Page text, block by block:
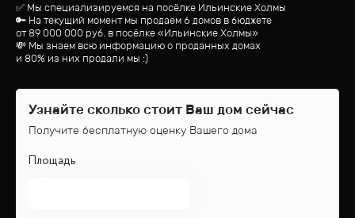
✅ Мы специализируемся на посёлке Ильинские Холмы
🔑 На текущий момент мы продаем 6 домов в бюджете
от89 000 000 руб. в посёлке «Ильинские Холмы»
💸 Мы знаем всю информацию о проданных домах
и 80% из них продали мы :)
Узнайте сколько стоит Ваш дом сейчас
Получите бесплатную оценку Вашего дома
Площадь